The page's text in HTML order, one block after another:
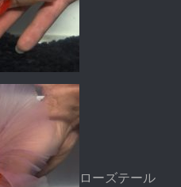
ローズテール